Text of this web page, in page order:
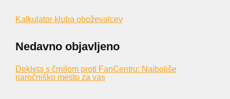
Kalkulator kluba oboževalcev
Nedavno objavljeno
Dekleta s črnilom proti FanCentru: Najboljše
naročniško mesto za vas